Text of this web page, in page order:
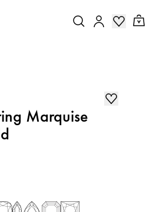
Marquise